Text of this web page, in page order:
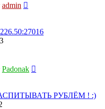
admin
Padonak
РУБЛЁМ ! :)